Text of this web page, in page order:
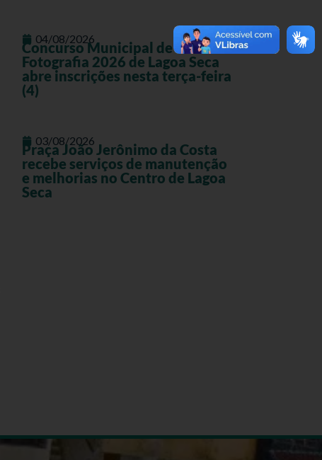
04/08/2026
Concurso Municipal de
Fotografia 2026 de Lagoa Seca
abre inscrições nesta terça-feira
(4)
03/08/2026
Praça João Jerônimo da Costa
recebe serviços de manutenção
e melhorias no Centro de Lagoa
Seca